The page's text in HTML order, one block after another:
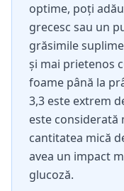
optime, poți
grecesc sau un
grăsimile
și mai prietenos
foame până la
3,3 este extrem
este considerată
cantitatea mică
avea un impact
glucoză.